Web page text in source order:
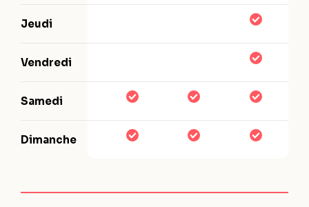
Jeudi
Vendredi
Samedi
Dimanche